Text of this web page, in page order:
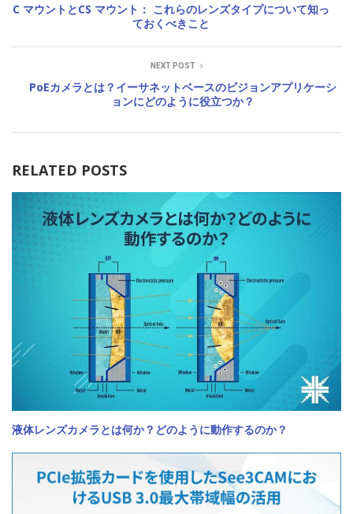
C マウントとCS マウント： これらのレンズタイプについて知っ
ておくべきこと
NEXT POST
PoEカメラとは？イーサネットベースのビジョンアプリケーシ
ョンにどのように役立つか？
RELATED POSTS
液体レンズカメラとは何か？どのように動作するのか？